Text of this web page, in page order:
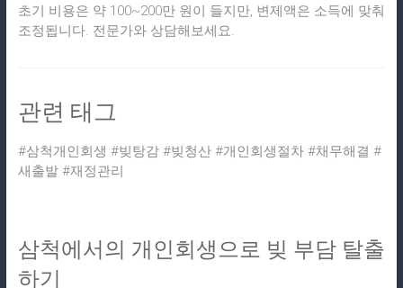
초기 비용은 약 100~200만 원이 들지만, 변제액은 소득에 맞춰
조정됩니다. 전문가와 상담해보세요.
관련 태그
#삼척개인회생 #빚탕감 #빚청산 #개인회생절차 #채무해결 #
새출발 #재정관리
삼척에서의 개인회생으로 빚 부담 탈출
하기